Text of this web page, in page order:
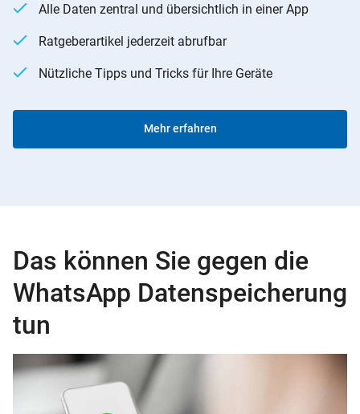
Alle Daten zentral und übersichtlich in einer App
Ratgeberartikel jederzeit abrufbar
Nützliche Tipps und Tricks für Ihre Geräte
Mehr erfahren
Das können Sie gegen die
WhatsApp Datenspeicherung
tun